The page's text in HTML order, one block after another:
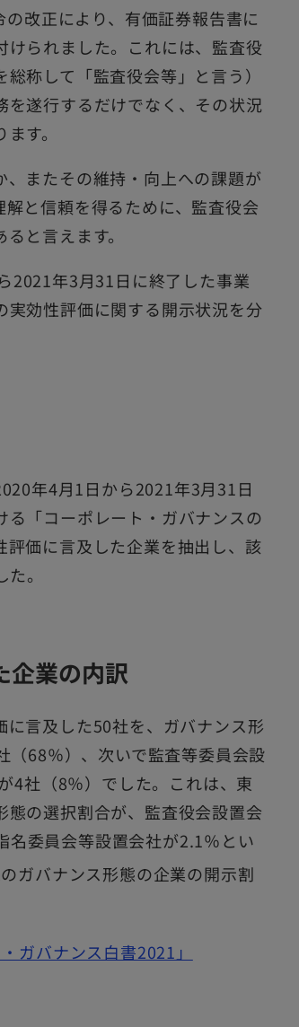
改正により、有価証券報告書に
られました。これには、監査役
称して「監査役会等」と言う）
遂行するだけでなく、その状況
す。
またその維持・向上への課題が
と信頼を得るために、監査役会
と言えます。
2021年3月31日に終了した事業
効性評価に関する開示状況を分
年4月1日から2021年3月31日
「コーポレート・ガバナンスの
価に言及した企業を抽出し、該
。
企業の内訳
言及した50社を、ガバナンス形
（68％）、次いで監査等委員会設
4社（8％）でした。これは、東
の選択割合が、監査役会設置会
委員会等設置会社が2.1％とい
ガバナンス形態の企業の開示割
ガバナンス白書2021」